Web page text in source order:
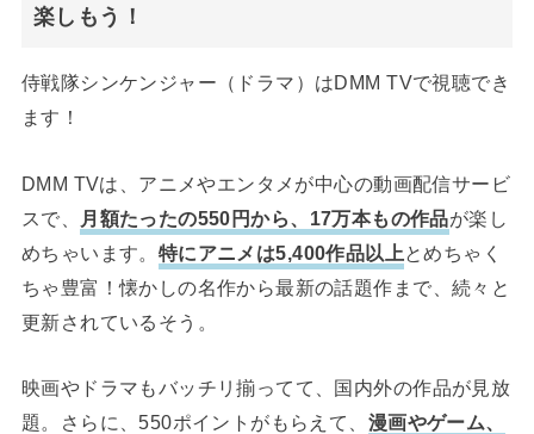
楽しもう！
侍戦隊シンケンジャー（ドラマ）はDMM TVで視聴でき
ます！
DMM TVは、アニメやエンタメが中心の動画配信サービ
スで、
月額たったの550円から、17万本もの作品が楽し
めちゃいます。 特にアニメは5,400作品以上 とめちゃく
ちゃ豊富！懐かしの名作から最新の話題作まで、続々と
更新されているそう。
映画やドラマもバッチリ揃ってて、国内外の作品が見放
題。さらに、550ポイントがもらえて、 漫画やゲーム、